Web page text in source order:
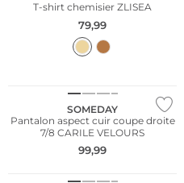
T-shirt chemisier ZLISEA
79,99
SOMEDAY
Pantalon aspect cuir coupe droite
7/8 CARILE VELOURS
99,99